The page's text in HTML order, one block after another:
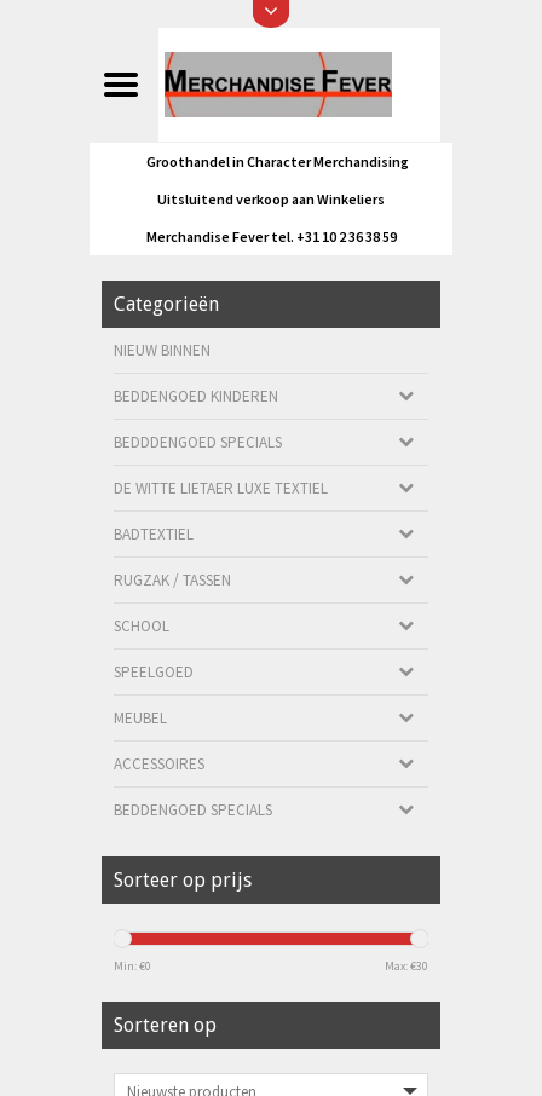
Groothandel in Character Merchandising
Uitsluitend verkoop aan Winkeliers
Merchandise Fever tel. +31 10 2 36 38 59
Categorieën
NIEUW BINNEN
BEDDENGOED KINDEREN
BEDDDENGOED SPECIALS
DE WITTE LIETAER LUXE TEXTIEL
BADTEXTIEL
RUGZAK / TASSEN
SCHOOL
SPEELGOED
MEUBEL
ACCESSOIRES
BEDDENGOED SPECIALS
Sorteer op prijs
Min: €0 Max: €30
Sorteren op